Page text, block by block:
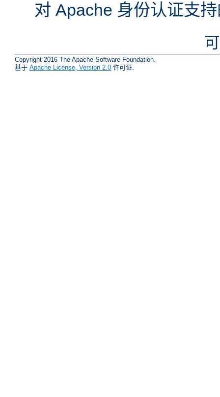
对 Apache 身份认证支
Copyright 2016 The Apache Software Foundation.
基于 Apache License, Version 2.0 许可证.